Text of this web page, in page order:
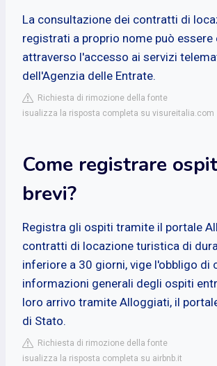
La consultazione dei contratti di
registrati a proprio nome può
attraverso l'accesso ai servizi
dell'Agenzia delle Entrate.
Richiesta di rimozione della fonte
isualizza la risposta completa su visureitalia.com
Come registrare
brevi?
Registra gli ospiti tramite il portale
contratti di locazione turistica di
inferiore a 30 giorni, vige l'obbligo di
informazioni generali degli ospiti
loro arrivo tramite Alloggiati, il
di Stato.
Richiesta di rimozione della fonte
isualizza la risposta completa su airbnb.it